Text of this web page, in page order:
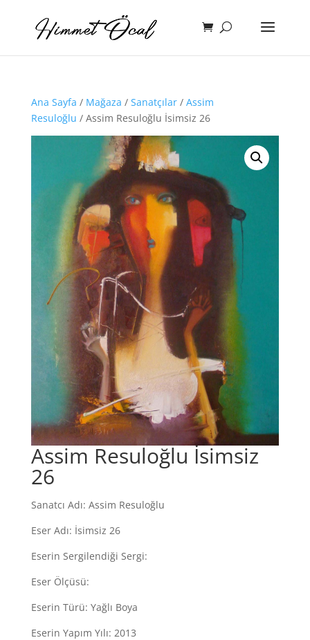
Ana Sayfa / Mağaza / Sanatçılar/ Assim
Resuloğlu / Assim Resuloğlu İsimsiz 26
Assim Resuloğlu İsimsiz
26
Sanatcı Adı: Assim Resuloğlu
Eser Adı: İsimsiz 26
Eserin Sergilendiği Sergi:
Eser Ölçüsü:
Eserin Türü: Yağlı Boya
Eserin Yapım Yılı: 2013